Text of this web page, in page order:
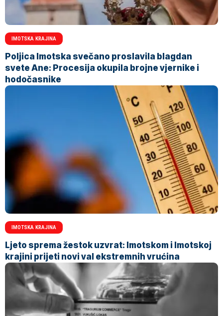
IMOTSKA KRAJINA
Poljica Imotska svečano proslavila blagdan
svete Ane: Procesija okupila brojne vjernike i
hodočasnike
IMOTSKA KRAJINA
Ljeto sprema žestok uzvrat: Imotskom i Imotskoj
krajini prijeti novi val ekstremnih vrućina